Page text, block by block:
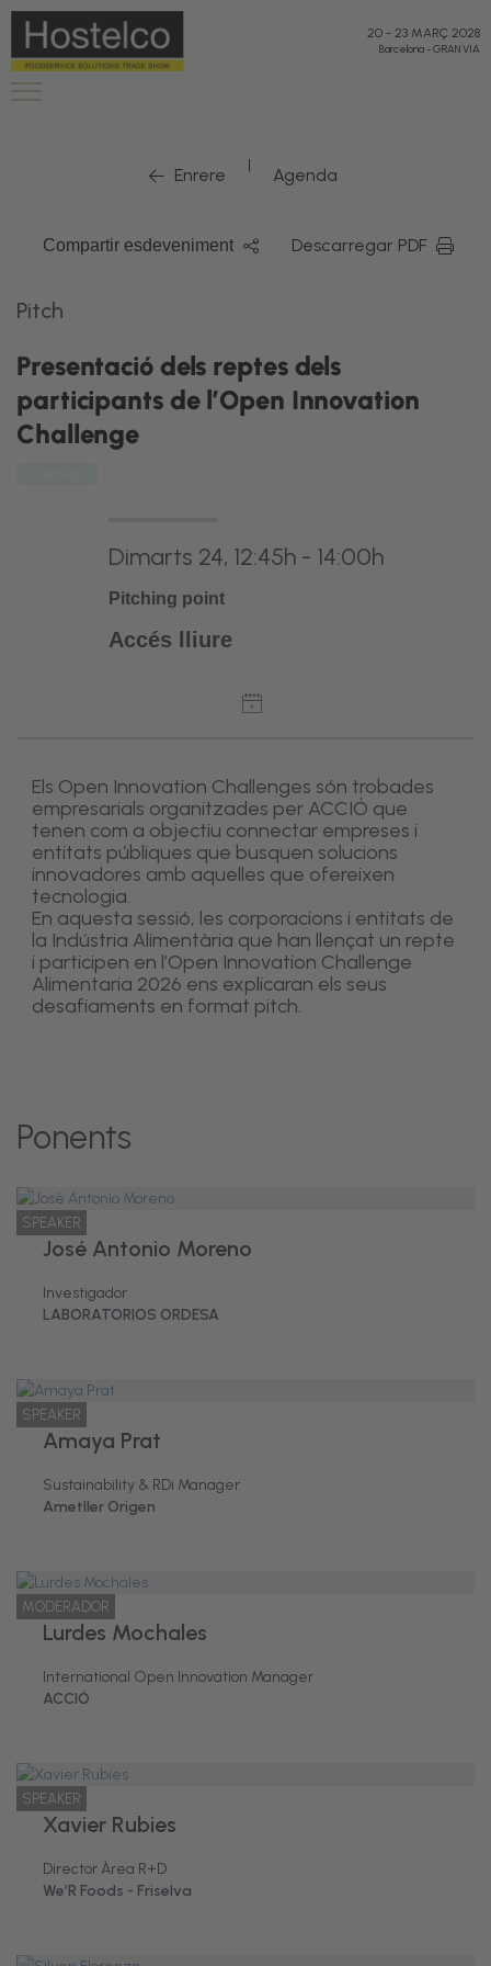
20 - 23 MARÇ 2028
Barcelona-GRAN VIA
Enrere | Agenda
Compartir esdeveniment Descarregar PDF
Pitch
Presentació dels reptes dels
participants de l’Open Innovation
Challenge
Dimarts 24, 12:45h - 14:00h
Pitching point
Accés lliure
Els Open Innovation Challenges són trobades
empresarials organitzades per ACCIÓ que
tenen com a objectiu connectar empreses i
entitats públiques que busquen solucions
innovadores amb aquelles que ofereixen
tecnologia.
En aquesta sessió, les corporacions i entitats de
la Indústria Alimentària que han llençat un repte
i participen en l’Open Innovation Challenge
Alimentaria 2026 ens explicaran els seus
desafiaments en format pitch.
Ponents
SPEAKER
José Antonio Moreno
Investigador
LABORATORIOS ORDESA
SPEAKER
Amaya Prat
Sustainability & RDi Manager
Ametller Origen
MODERADOR
Lurdes Mochales
International Open Innovation Manager
ACCIÓ
SPEAKER
Xavier Rubies
Director Àrea R+D
We’R Foods - Friselva